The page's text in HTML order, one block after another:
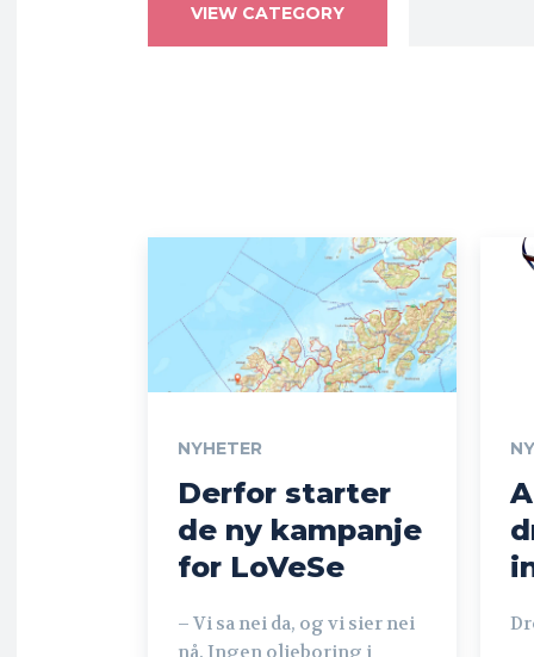
VIEW CATEGORY
NYHETER
Derfor starter
de ny kampanje
for LoVeSe
– Vi sa nei da, og vi sier nei
nå. Ingen oljeboring i